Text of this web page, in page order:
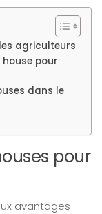
agriculteurs
pour
dans le
pour
avantages